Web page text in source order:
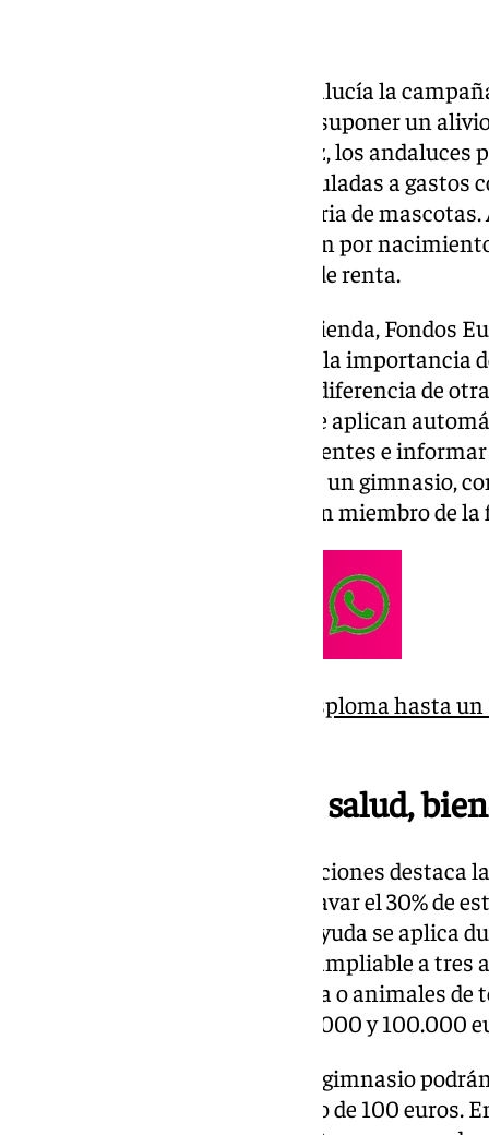
Andalucíala
novedades fiscales que pueden suponer un
contribuyentes. Por primera vez, los andaluces
deducciones autonómicas vinculadas a
celiaquía o la atención veterinaria de
gran alcance social: la deducción por
familiar de menores sin límite de renta.
La consejera de Economía, Hacienda, Fondos
, ha subrayado la
con atención su declaración. A diferencia de
deducciones autonómicas no se aplican
marcar las casillas correspondientes e
como tener una mascota, pagar un gimnasio,
dependientes o contar con algún miembro de
El precio del petróleo se desploma hasta
Nuevas deducciones: salud,
Entre las principales incorporaciones destaca
veterinarios, que permite desgravar el 30% de
euros por contribuyente. Esta ayuda se aplica
convivencia con la mascota —ampliable a tres
límite temporal para perros guía o animales de
a bases imponibles de entre 80.000 y 100.000
Por su parte, quienes acudan al gimnasio
gastos, también con un máximo de 100 euros.